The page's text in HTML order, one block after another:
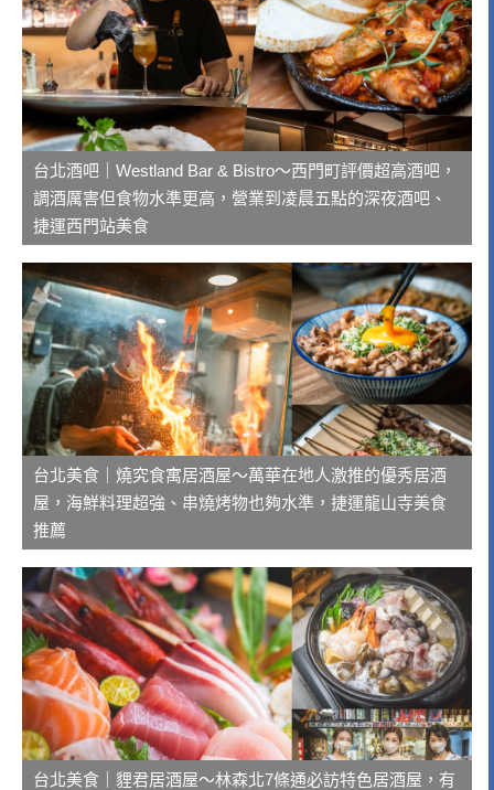
台北酒吧｜Westland Bar & Bistro～西門町評價超高酒吧，
調酒厲害但食物水準更高，營業到凌晨五點的深夜酒吧、
捷運西門站美食
台北美食｜燒究食寓居酒屋～萬華在地人激推的優秀居酒
屋，海鮮料理超強、串燒烤物也夠水準，捷運龍山寺美食
推薦
台北美食｜貍君居酒屋～林森北7條通必訪特色居酒屋，有